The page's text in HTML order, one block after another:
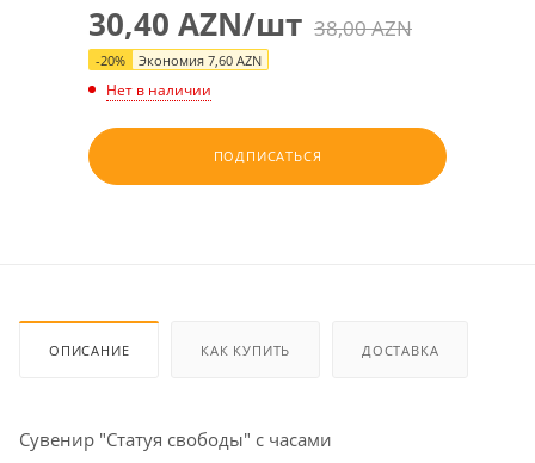
30,40 AZN/шт 38,00AZN
-20% Экономия 7,60 AZN
Нет в наличии
ПОДПИСАТЬСЯ
ОПИСАНИЕ КАК КУПИТЬ ДОСТАВКА
Сувенир "Статуя свободы" с часами